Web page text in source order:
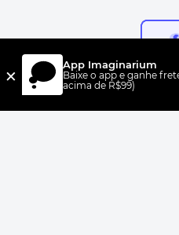
× App Imaginarium
Baixe o app e ganhe
acima de R$99)